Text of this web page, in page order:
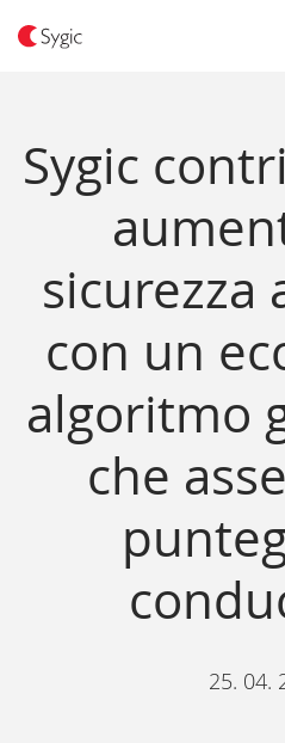
Sygic
sicurezza
con un
algoritmo
che
25. 04.